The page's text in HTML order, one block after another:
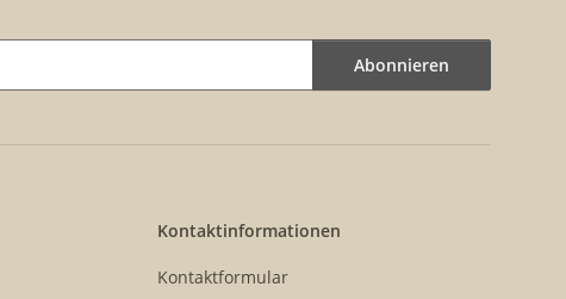
Abonnieren
Kontaktinformationen
Kontaktformular